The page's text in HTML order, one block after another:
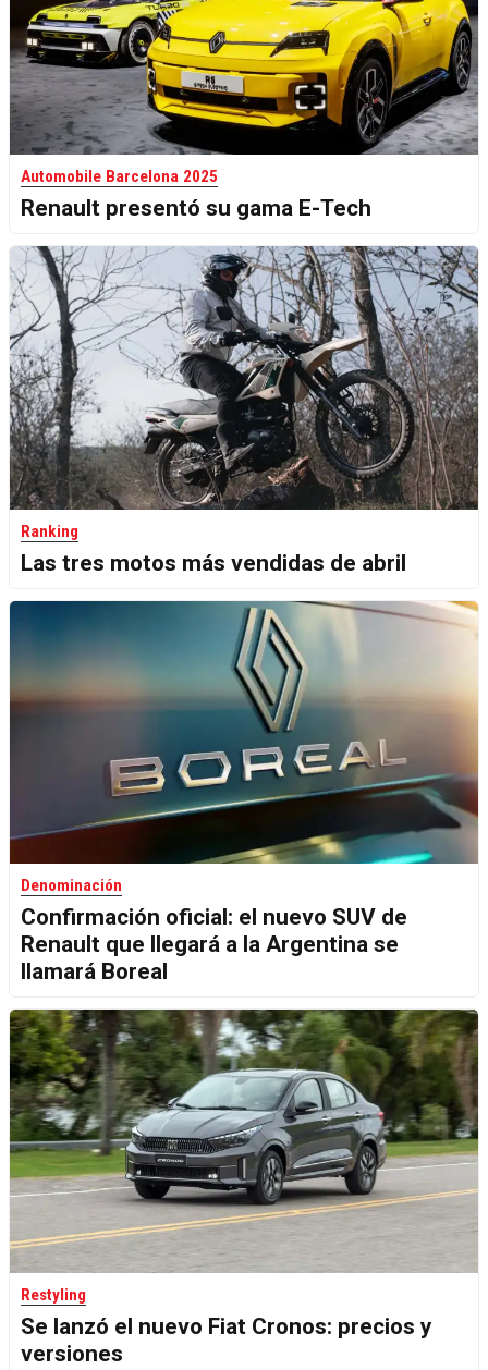
Automobile Barcelona 2025
Renault presentó su gama E-Tech
Ranking
Las tres motos más vendidas de abril
Denominación
Confirmación oficial: el nuevo SUV de
Renault que llegará a la Argentina se
llamará Boreal
Restyling
Se lanzó el nuevo Fiat Cronos: precios y
versiones